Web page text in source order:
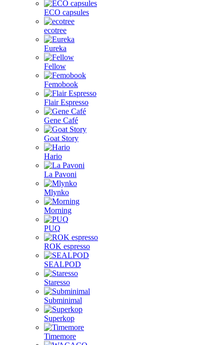
ECO capsules
ecotree
Eureka
Fellow
Femobook
Flair Espresso
Gene Café
Goat Story
Hario
La Pavoni
Mlynko
Morning
PUQ
ROK espresso
SEALPOD
Staresso
Subminimal
Superkop
Timemore